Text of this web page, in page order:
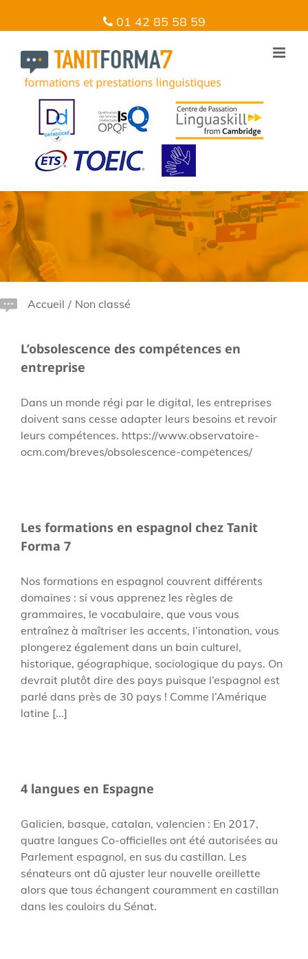
01 42 85 58 59
Accueil / Non classé
L’obsolescence des compétences en
entreprise
Dans un monde régi par le digital, les entreprises
doivent sans cesse adapter leurs besoins et revoir
leurs compétences. https://www.observatoire-
ocm.com/breves/obsolescence-competences/
Les formations en espagnol chez Tanit
Forma 7
Nos formations en espagnol couvrent différents
domaines : si vous apprenez les règles de
grammaires, le vocabulaire, que vous vous
entraînez à maîtriser les accents, l’intonation, vous
plongerez également dans un bain culturel,
historique, géographique, sociologique du pays. On
devrait plutôt dire des pays puisque l’espagnol est
parlé dans près de 30 pays ! Comme l’Amérique
latine [...]
4 langues en Espagne
Galicien, basque, catalan, valencien : En 2017,
quatre langues Co-officielles ont été autorisées au
Parlement espagnol, en sus du castillan. Les
sénateurs ont dû ajuster leur nouvelle oreillette
alors que tous échangent couramment en castillan
dans les couloirs du Sénat.